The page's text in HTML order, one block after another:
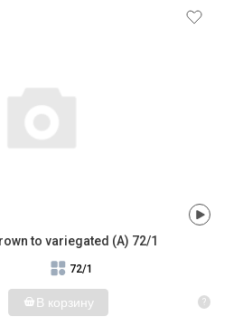
to variegated (A) 72/1
72/1
В корзину ?